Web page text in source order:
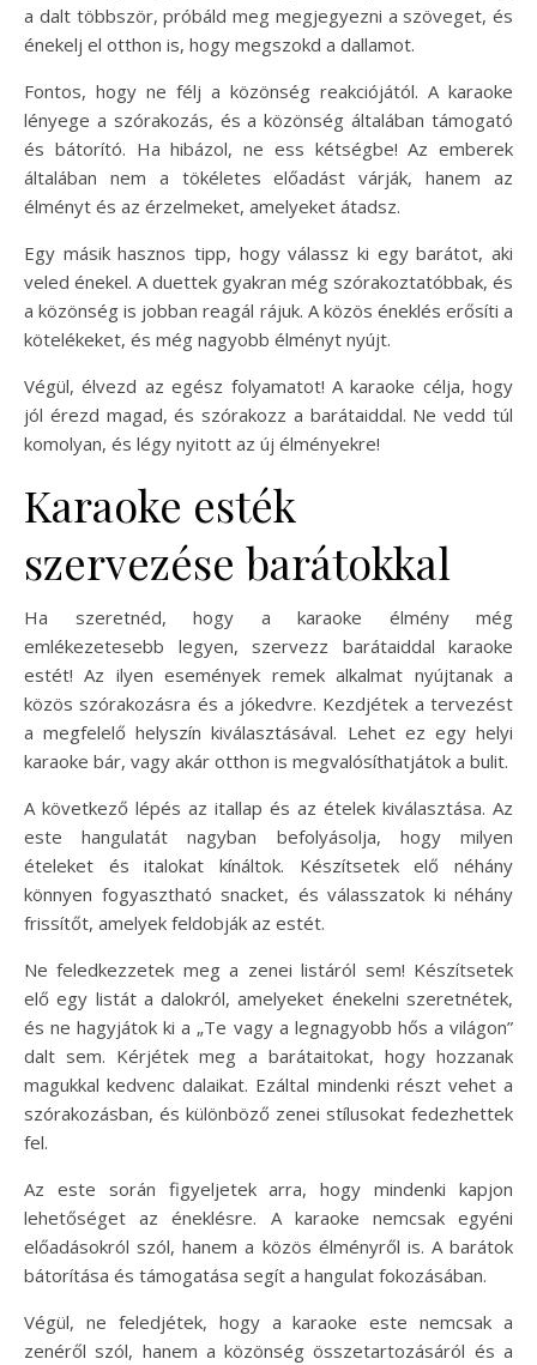
a dalt többször, próbáld meg megjegyezni a szöveget, és
énekelj el otthon is, hogy megszokd a dallamot.
Fontos, hogy ne félj a közönség reakciójától. A karaoke
lényege a szórakozás, és a közönség általában támogató
és bátorító. Ha hibázol, ne ess kétségbe! Az emberek
általában nem a tökéletes előadást várják, hanem az
élményt és az érzelmeket, amelyeket átadsz.
Egy másik hasznos tipp, hogy válassz ki egy barátot, aki
veled énekel. A duettek gyakran még szórakoztatóbbak, és
a közönség is jobban reagál rájuk. A közös éneklés erősíti a
kötelékeket, és még nagyobb élményt nyújt.
Végül, élvezd az egész folyamatot! A karaoke célja, hogy
jól érezd magad, és szórakozz a barátaiddal. Ne vedd túl
komolyan, és légy nyitott az új élményekre!
Karaoke esték
szervezése barátokkal
Ha szeretnéd, hogy a karaoke élmény még
emlékezetesebb legyen, szervezz barátaiddal karaoke
estét! Az ilyen események remek alkalmat nyújtanak a
közös szórakozásra és a jókedvre. Kezdjétek a tervezést
a megfelelő helyszín kiválasztásával. Lehet ez egy helyi
karaoke bár, vagy akár otthon is megvalósíthatjátok a bulit.
A következő lépés az itallap és az ételek kiválasztása. Az
este hangulatát nagyban befolyásolja, hogy milyen
ételeket és italokat kínáltok. Készítsetek elő néhány
könnyen fogyasztható snacket, és válasszatok ki néhány
frissítőt, amelyek feldobják az estét.
Ne feledkezzetek meg a zenei listáról sem! Készítsetek
elő egy listát a dalokról, amelyeket énekelni szeretnétek,
és ne hagyjátok ki a „Te vagy a legnagyobb hős a világon”
dalt sem. Kérjétek meg a barátaitokat, hogy hozzanak
magukkal kedvenc dalaikat. Ezáltal mindenki részt vehet a
szórakozásban, és különböző zenei stílusokat fedezhettek
fel.
Az este során figyeljetek arra, hogy mindenki kapjon
lehetőséget az éneklésre. A karaoke nemcsak egyéni
előadásokról szól, hanem a közös élményről is. A barátok
bátorítása és támogatása segít a hangulat fokozásában.
Végül, ne feledjétek, hogy a karaoke este nemcsak a
zenéről szól, hanem a közönség összetartozásáról és a